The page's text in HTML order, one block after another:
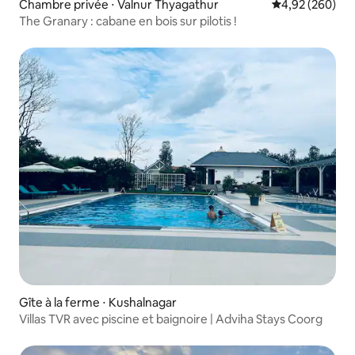
Chambre privée ⋅ Valnur Thyagathur Évaluation
4,92 (260)
The Granary : cabane en bois sur pilotis !
Gîte à la ferme ⋅ Kushalnagar
Villas TVR avec piscine et baignoire | Adviha Stays Coorg